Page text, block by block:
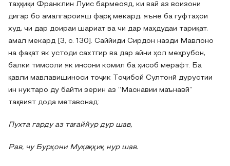
таҳқиқи Франклин Луис бармеояд, ки вай аз воизони
дигар бо амалгароияш фарқ мекард, яъне ба гуфтаҳои
худ, чи дар доираи шариат ва чи дар маҳдудаи тариқат,
амал мекард [3, c. 130]. Саййиди Сирдон назди Мавлоно
на фақат як устоди сахтгир ва дар айни ҳол меҳрубон,
балки тимсоли як инсони комил ба ҳисоб мерафт. Ба
қавли мавлавишиноси тоҷик Тоҷибой Султонӣ дурустии
ин нуктаро ду байти зерин аз “Маснавии маънавӣ”
тақвият дода метавонад:
Пухта гарду аз тағаййур дур шав,
Рав, чу Бурҳони Муҳаққиқ нур шав.